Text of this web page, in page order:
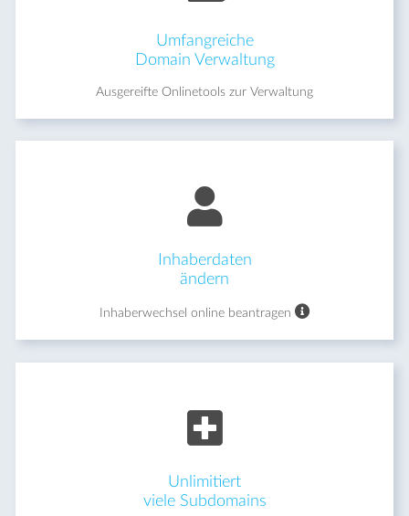
Umfangreiche
Domain Verwaltung
Ausgereifte Onlinetools zur Verwaltung
Inhaberdaten
ändern
Inhaberwechsel online beantragen
Unlimitiert
viele Subdomains